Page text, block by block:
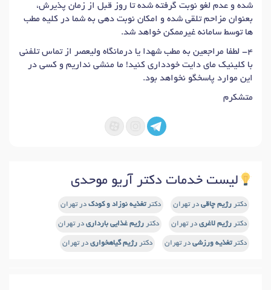
شده‏ و عدم لغو نوبت گرفته شده تا روز قبل از زمان پذیرش‏،
بعنوان مزاحم تلقی شده و امکان نوبت دهی به شما در کلیه مطب
ها توسط سامانه غیرممکن خواهد شد.
۴- لطفا مراجعین به مطب شهدا یا درمانگاه ولیعصر از تماس تلفنی
با کلینیک مای دایت خودداری کنید! ما منشی نداریم و کسی در
این موارد پاسخگو نخواهد بود.
متشکرم
لیست خدمات دکتر آریو موحدی
دکتر رژیم چاقی در تهران دکترتغذیه نوزاد و کودک در تهران
دکتر رژیم لاغری در تهران دکتر رژیم غذایی بارداری در تهران
دکترتغذیه ورزشی در تهران دکتر رژیم گیاهخواری در تهران